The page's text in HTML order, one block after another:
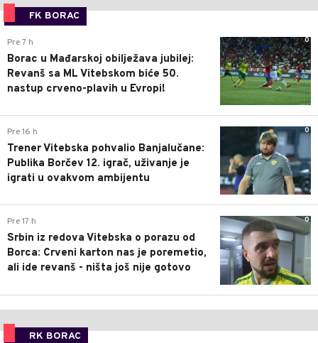
FK BORAC
0
Pre 7 h
Borac u Mađarskoj obilježava jubilej:
Revanš sa ML Vitebskom biće 50.
nastup crveno-plavih u Evropi!
0
Pre 16 h
Trener Vitebska pohvalio Banjalučane:
Publika Borčev 12. igrač, uživanje je
igrati u ovakvom ambijentu
0
Pre 17 h
Srbin iz redova Vitebska o porazu od
Borca: Crveni karton nas je poremetio,
ali ide revanš - ništa još nije gotovo
RK BORAC